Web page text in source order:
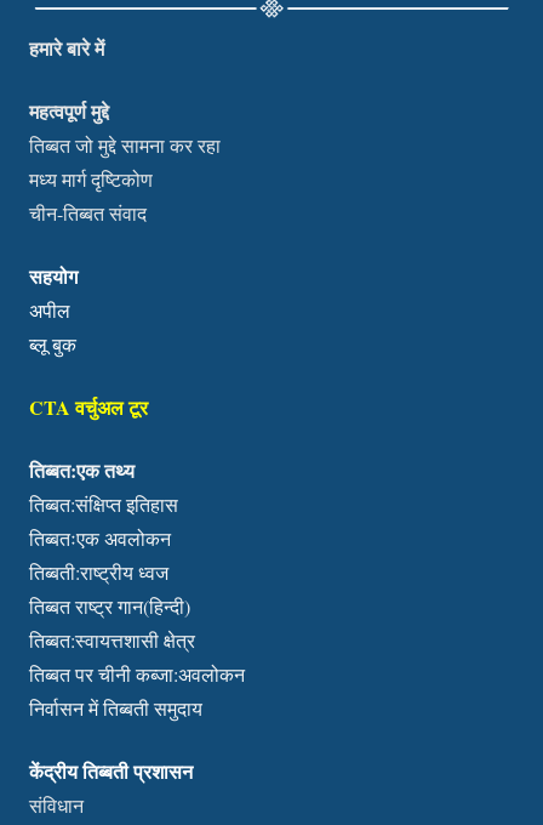
हमारे बारे में
महत्वपूर्ण मुद्दे
तिब्बत जो मुद्दे सामना कर रहा
मध्य मार्ग दृष्टिकोण
चीन-तिब्बत संवाद
सहयोग
अपील
ब्लू बुक
CTA वर्चुअल टूर
तिब्बत:एक तथ्य
तिब्बत:संक्षिप्त इतिहास
तिब्बतःएक अवलोकन
तिब्बती:राष्ट्रीय ध्वज
तिब्बत राष्ट्र गान(हिन्दी)
तिब्बत:स्वायत्तशासी क्षेत्र
तिब्बत पर चीनी कब्जा:अवलोकन
निर्वासन में तिब्बती समुदाय
केंद्रीय तिब्बती प्रशासन
संविधान